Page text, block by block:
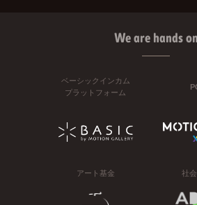
We are hands on
ベーシックインカム
プラットフォーム
アート基金 社